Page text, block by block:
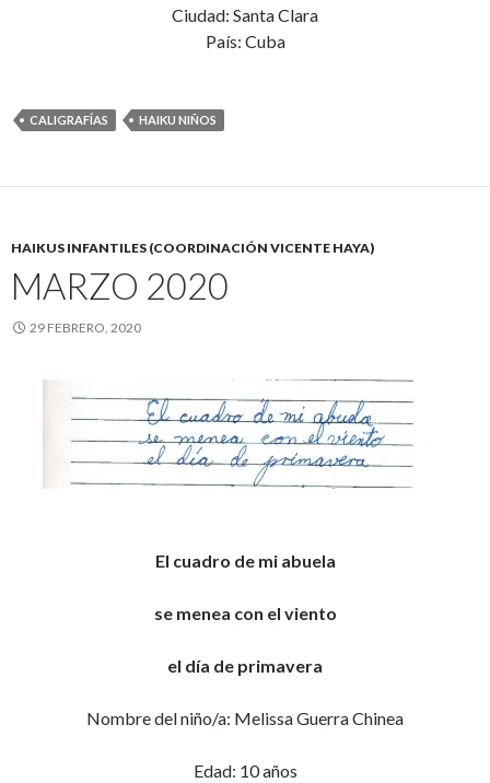
Ciudad: Santa Clara
País: Cuba
CALIGRAFÍAS HAIKU NIÑOS
HAIKUS INFANTILES (COORDINACIÓN VICENTE HAYA)
MARZO 2020
29 FEBRERO, 2020
El cuadro de mi abuela
se menea con el viento
el día de primavera
Nombre del niño/a: Melissa Guerra Chinea
Edad: 10 años